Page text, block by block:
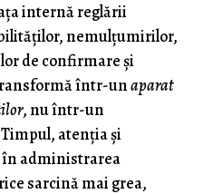
internă reglării
nemulțumirilor,
de confirmare și
într-unaparat
, nu într-un
atenția și
în administrarea
sarcină mai grea,